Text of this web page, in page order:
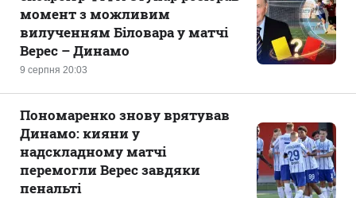
9 серпня 20:03
момент з можливим
вилученням Біловара у матчі
Верес – Динамо
Пономаренко знову врятував
Динамо: кияни у
надскладному матчі
перемогли Верес завдяки
пенальті